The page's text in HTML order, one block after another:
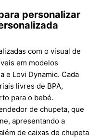
personalizar
com o visual de
em modelos
e Lovi Dynamic. Cada
livres de BPA,
para o bebé.
de chupeta, que
apresentando a
de caixas de chupeta